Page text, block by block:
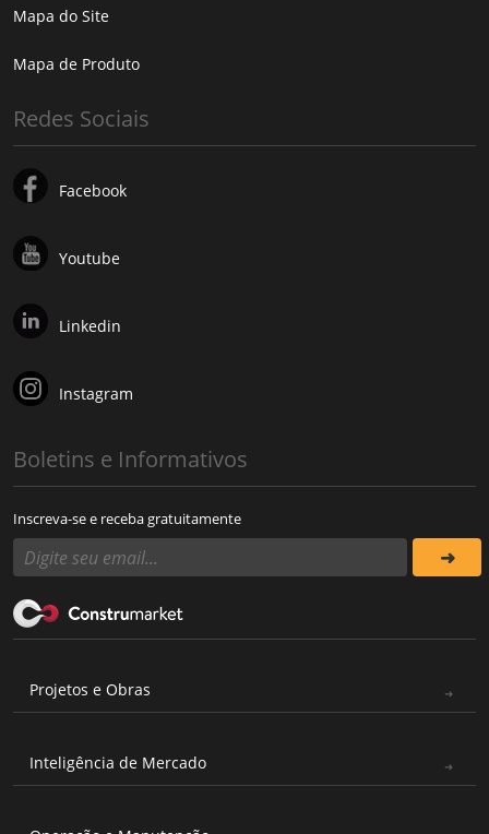
Mapa do Site
Mapa de Produto
Redes Sociais
Facebook
Youtube
Linkedin
Instagram
Boletins e Informativos
Inscreva-se e receba gratuitamente
Projetos e Obras
Inteligência de Mercado